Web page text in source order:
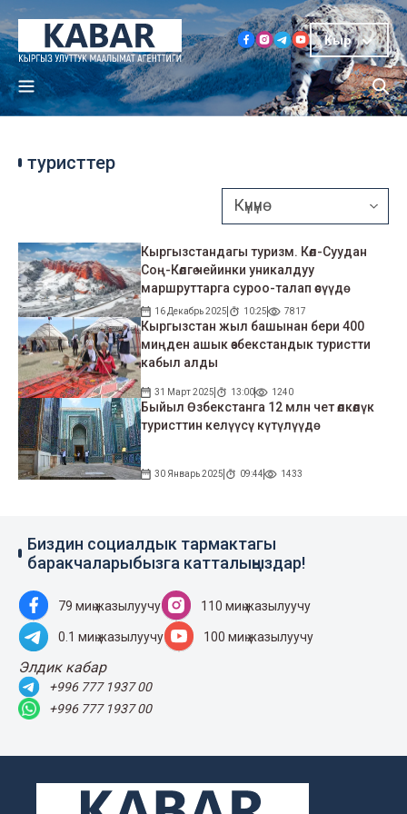
Кыр
туристтер
Кыргызстандагы туризм. Көл-Суудан
Соң-Көлгө чейинки уникалдуу
маршруттарга суроо-талап өсүүдө
16 Декабрь 2025 10:25 7817
Кыргызстан жыл башынан бери 400
миңден ашык өзбекстандык туристти
кабыл алды
31 Март 2025 13:00 1240
Быйыл Өзбекстанга 12 млн чет өлкөлүк
туристтин келүүсү күтүлүүдө
30 Январь 2025 09:44 1433
Биздин социалдык тармактагы
баракчаларыбызга катталыңыздар!
79 миң жазылуучу 110 миң жазылуучу
0.1 миң жазылуучу 100 миң жазылуучу
Элдик кабар
+996 777 1937 00
+996 777 1937 00